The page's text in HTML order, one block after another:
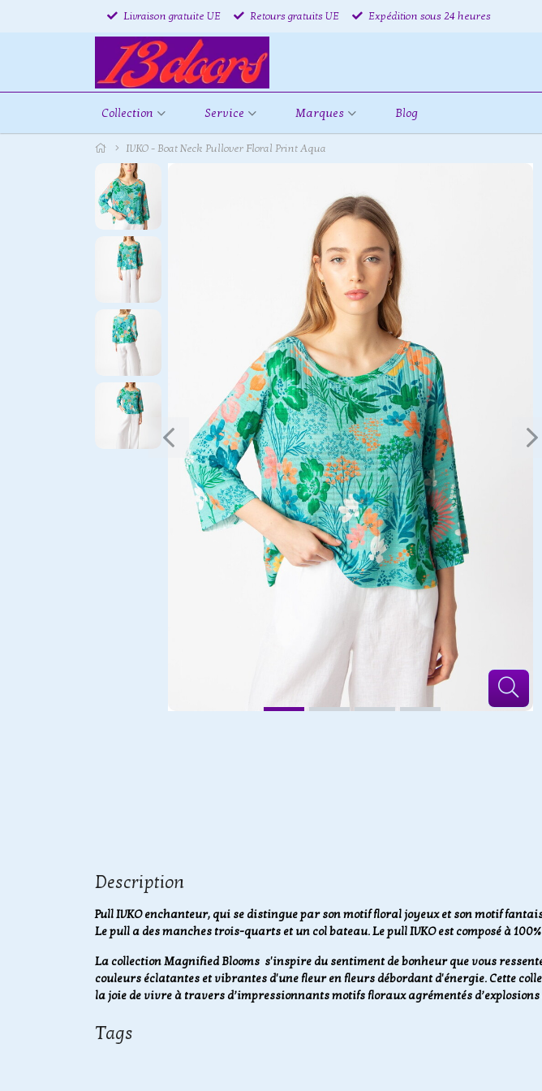
Livraison gratuite UE Retours gratuits UE Expédition sous 24 heures
Collection Service Marques Blog
IVKO - Boat Neck Pullover Floral Print Aqua
Description
Pull IVKO enchanteur, qui se distingue par son motif floral joyeux et son motif
Le pull a des manches trois-quarts et un col bateau. Le pull IVKO est composé à
La collection Magnified Blooms s'inspire du sentiment de bonheur que vous
couleurs éclatantes et vibrantes d'une fleur en fleurs débordant d'énergie. Cette
la joie de vivre à travers d’impressionnants motifs floraux agrémentés d’explosions
Tags